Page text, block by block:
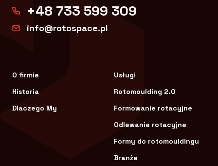
+48 733 599 309
info@rotospace.pl
O firmie
Historia
Dlaczego My
Usługi
Rotomoulding 2.0
Formowanie rotacyjne
Odlewanie rotacyjne
Formy do rotomouldingu
Branże